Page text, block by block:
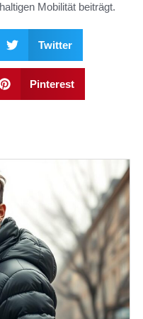
Mobilität beiträgt.
Twitter
Pinterest